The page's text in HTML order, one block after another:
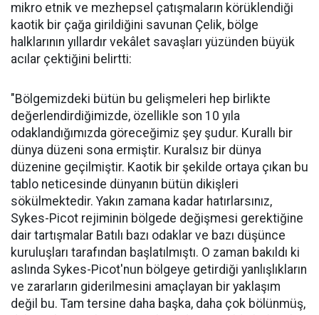
mikro etnik ve mezhepsel çatışmaların körüklendiği
kaotik bir çağa girildiğini savunan Çelik, bölge
halklarının yıllardır vekâlet savaşları yüzünden büyük
acılar çektiğini belirtti:
"Bölgemizdeki bütün bu gelişmeleri hep birlikte
değerlendirdiğimizde, özellikle son 10 yıla
odaklandığımızda göreceğimiz şey şudur. Kurallı bir
dünya düzeni sona ermiştir. Kuralsız bir dünya
düzenine geçilmiştir. Kaotik bir şekilde ortaya çıkan bu
tablo neticesinde dünyanın bütün dikişleri
sökülmektedir. Yakın zamana kadar hatırlarsınız,
Sykes-Picot rejiminin bölgede değişmesi gerektiğine
dair tartışmalar Batılı bazı odaklar ve bazı düşünce
kuruluşları tarafından başlatılmıştı. O zaman bakıldı ki
aslında Sykes-Picot'nun bölgeye getirdiği yanlışlıkların
ve zararların giderilmesini amaçlayan bir yaklaşım
değil bu. Tam tersine daha başka, daha çok bölünmüş,